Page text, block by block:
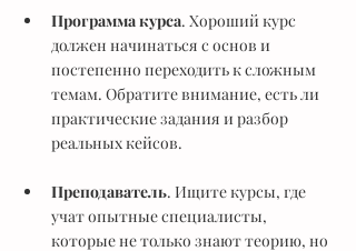
Программа курса. Хороший курс
должен начинаться с основ и
постепенно переходить к сложным
темам. Обратите внимание, есть ли
практические задания и разбор
реальных кейсов.
Преподаватель. Ищите курсы, где
учат опытные специалисты,
которые не только знают теорию, но